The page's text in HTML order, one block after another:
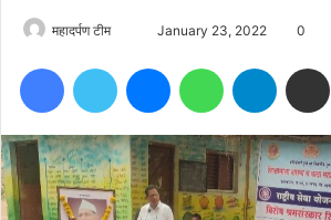
महादर्पण टीम
Send
email
January 23, 2022 0
FacebookTwitter MessengerWhatsAppTelegram